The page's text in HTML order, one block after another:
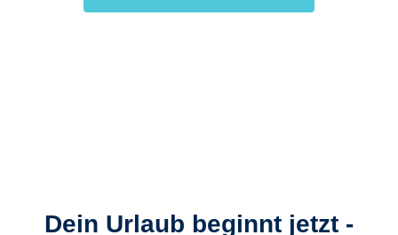
Dein Urlaub beginnt jetzt -